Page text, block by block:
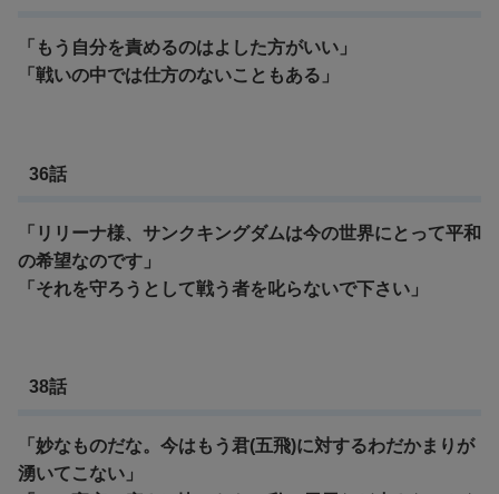
「もう自分を責めるのはよした方がいい」
「戦いの中では仕方のないこともある」
36話
「リリーナ様、サンクキングダムは今の世界にとって平和
の希望なのです」
「それを守ろうとして戦う者を叱らないで下さい」
38話
「妙なものだな。今はもう君(五飛)に対するわだかまりが
湧いてこない」